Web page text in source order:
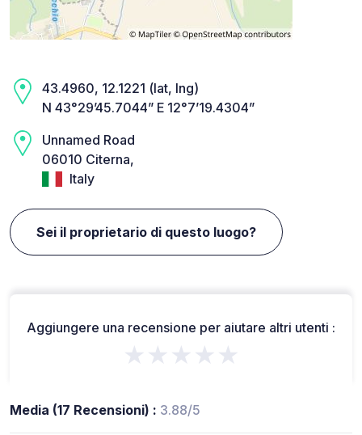
43.4960, 12.1221 (lat, lng)
N 43°29’45.7044” E 12°7’19.4304”
Unnamed Road
06010 Citerna,
Italy
Sei il proprietario di questo luogo?
Aggiungere una recensione per aiutare altri utenti :
★★★★★
Media (17 Recensioni) : 3.88/5